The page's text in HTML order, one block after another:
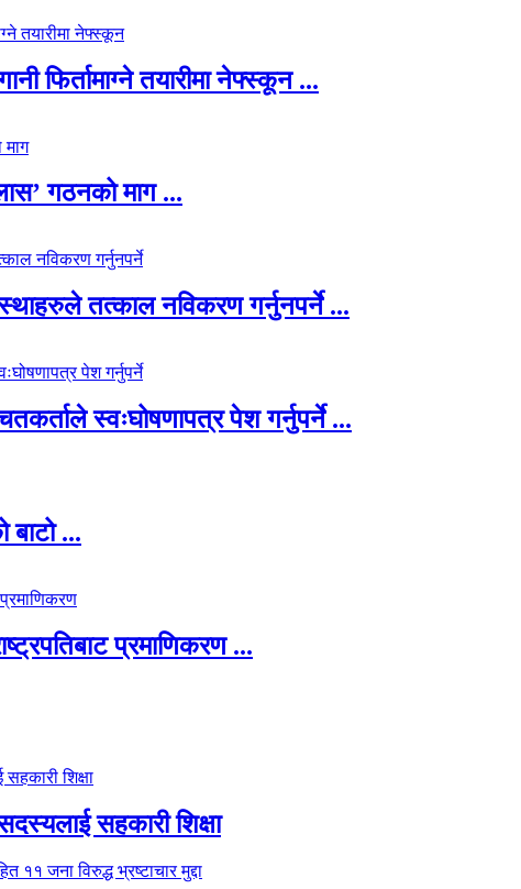
फिर्तामाग्ने तयारीमा नेफ्स्कून ...
गठनको माग ...
तत्काल नविकरण गर्नुनपर्ने ...
स्वःघोषणापत्र पेश गर्नुपर्ने ...
...
प्रमाणिकरण ...
सहकारी शिक्षा